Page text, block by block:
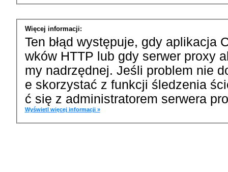
Więcej informacji:
Ten błąd występuje, gdy aplikacja
wków HTTP lub gdy serwer proxy
my nadrzędnej. Jeśli problem nie
e skorzystać z funkcji śledzenia
ć się z administratorem serwera
Wyświetl więcej informacji »